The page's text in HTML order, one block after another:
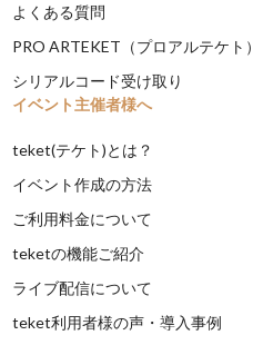
よくある質問
PRO ARTEKET（プロアルテケト）
シリアルコード受け取り
イベント主催者様へ
teket(テケト)とは？
イベント作成の方法
ご利用料金について
teketの機能ご紹介
ライブ配信について
teket利用者様の声・導入事例